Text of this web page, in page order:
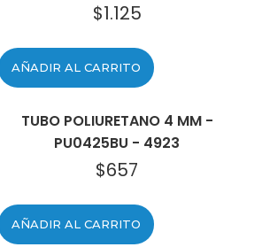
$1.125
AÑADIR AL CARRITO
TUBO POLIURETANO 4 MM -
PU0425BU - 4923
$657
AÑADIR AL CARRITO